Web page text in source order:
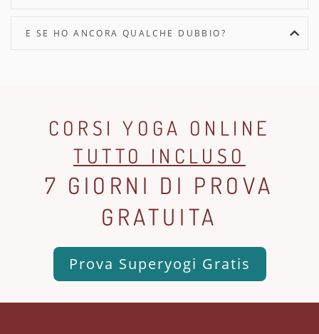
E SE HO ANCORA QUALCHE DUBBIO?
CORSI YOGA ONLINE
TUTTO INCLUSO
7 GIORNI DI PROVA
GRATUITA
Prova Superyogi Gratis